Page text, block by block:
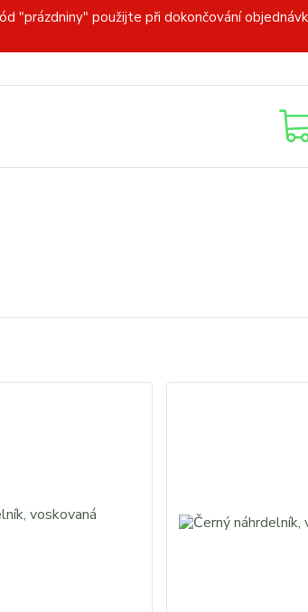
"prázdniny" použijte při dokončování